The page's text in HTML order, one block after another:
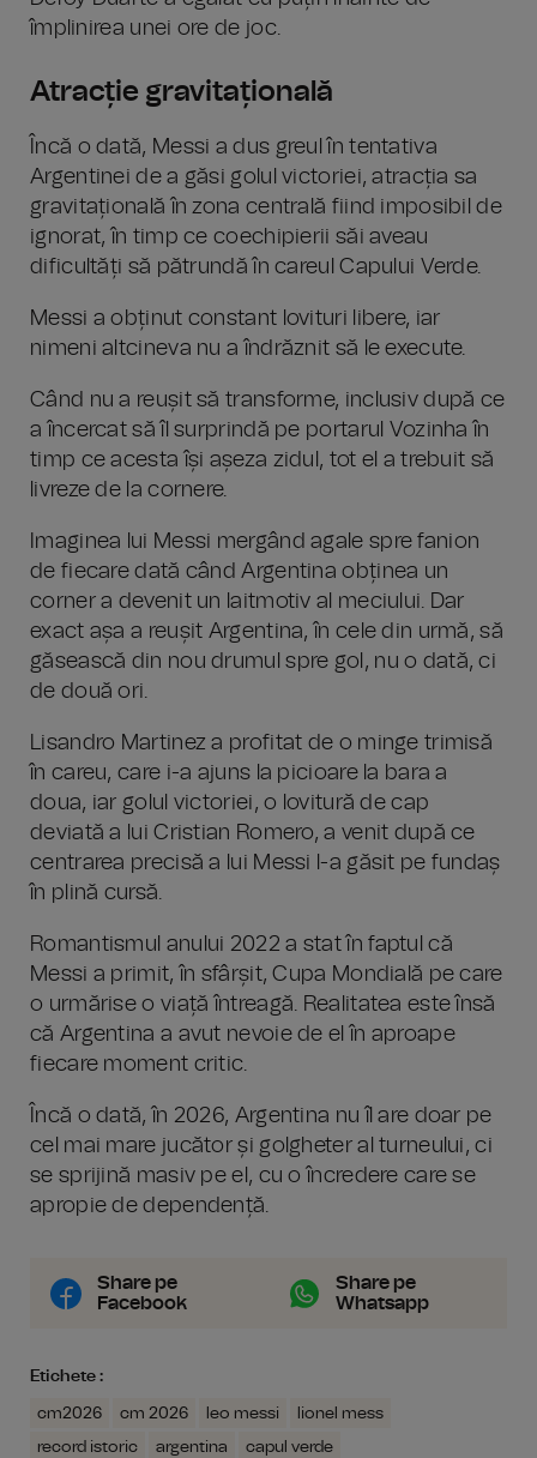
împlinirea unei ore de joc.
Atracție gravitațională
Încă o dată, Messi a dus greul în tentativa
Argentinei de a găsi golul victoriei, atracția sa
gravitațională în zona centrală fiind imposibil de
ignorat, în timp ce coechipierii săi aveau
dificultăți să pătrundă în careul Capului Verde.
Messi a obținut constant lovituri libere, iar
nimeni altcineva nu a îndrăznit să le execute.
Când nu a reușit să transforme, inclusiv după ce
a încercat să îl surprindă pe portarul Vozinha în
timp ce acesta își așeza zidul, tot el a trebuit să
livreze de la cornere.
Imaginea lui Messi mergând agale spre fanion
de fiecare dată când Argentina obținea un
corner a devenit un laitmotiv al meciului. Dar
exact așa a reușit Argentina, în cele din urmă, să
găsească din nou drumul spre gol, nu o dată, ci
de două ori.
Lisandro Martinez a profitat de o minge trimisă
în careu, care i-a ajuns la picioare la bara a
doua, iar golul victoriei, o lovitură de cap
deviată a lui Cristian Romero, a venit după ce
centrarea precisă a lui Messi l-a găsit pe fundaș
în plină cursă.
Romantismul anului 2022 a stat în faptul că
Messi a primit, în sfârșit, Cupa Mondială pe care
o urmărise o viață întreagă. Realitatea este însă
că Argentina a avut nevoie de el în aproape
fiecare moment critic.
Încă o dată, în 2026, Argentina nu îl are doar pe
cel mai mare jucător și golgheter al turneului, ci
se sprijină masiv pe el, cu o încredere care se
apropie de dependență.
Share pe
Facebook
Share pe
Whatsapp
Etichete :
cm2026 cm 2026 leo messi
lionel mess
record istoric
argentina capul verde